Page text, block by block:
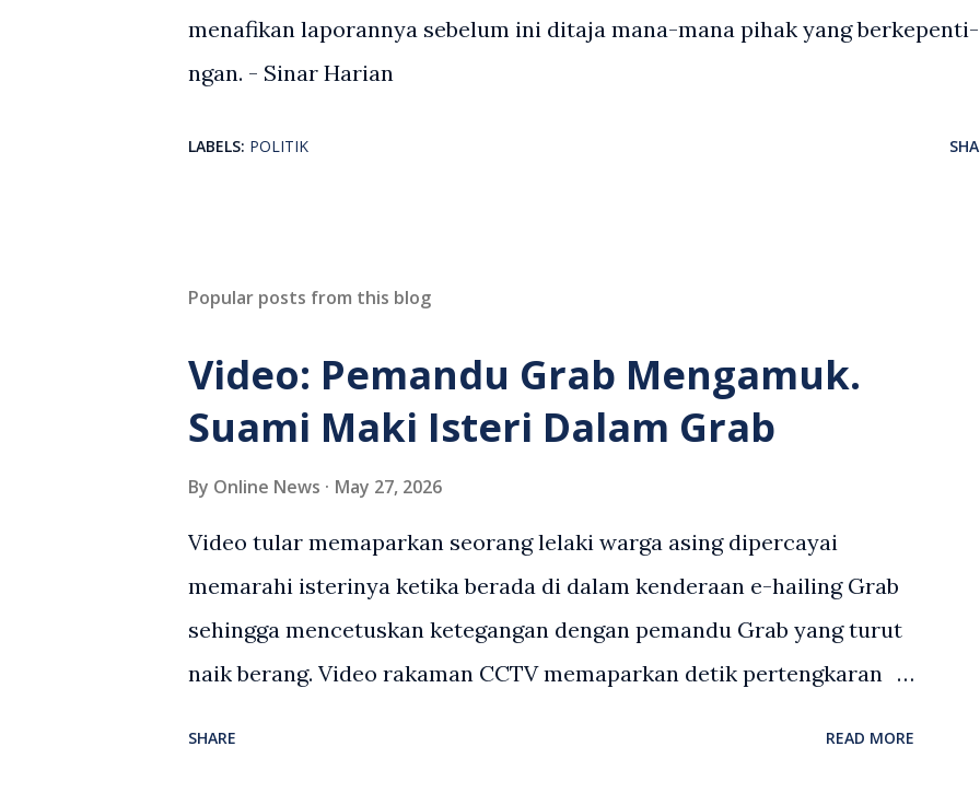
menafikan laporannya sebelum ini ditaja mana-mana pihak yang berkepenti-
ngan. - Sinar Harian
LABELS: POLITIK
Popular posts from this blog
Video: Pemandu Grab Mengamuk.
Suami Maki Isteri Dalam Grab
By Online News May 27, 2026
Video tular memaparkan seorang lelaki warga asing dipercayai
memarahi isterinya ketika berada di dalam kenderaan e-hailing Grab
sehingga mencetuskan ketegangan dengan pemandu Grab yang turut
naik berang. Video rakaman CCTV memaparkan detik pertengkaran
SHARE READ MORE